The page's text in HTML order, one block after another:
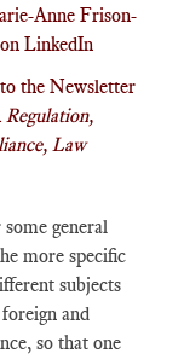
Anne Frison-
LinkedIn
the Newsletter
Regulation,
Law
general
more specific
subjects
and
so that one